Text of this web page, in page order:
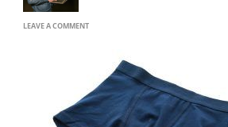
LEAVE A COMMENTON